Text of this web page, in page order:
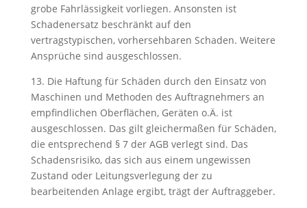
grobe Fahrlässigkeit vorliegen. Ansonsten ist
Schadenersatz beschränkt auf den
vertragstypischen, vorhersehbaren Schaden. Weitere
Ansprüche sind ausgeschlossen.
13. Die Haftung für Schäden durch den Einsatz von
Maschinen und Methoden des Auftragnehmers an
empfindlichen Oberflächen, Geräten o.Ä. ist
ausgeschlossen. Das gilt gleichermaßen für Schäden,
die entsprechend § 7 der AGB verlegt sind. Das
Schadensrisiko, das sich aus einem ungewissen
Zustand oder Leitungsverlegung der zu
bearbeitenden Anlage ergibt, trägt der Auftraggeber.